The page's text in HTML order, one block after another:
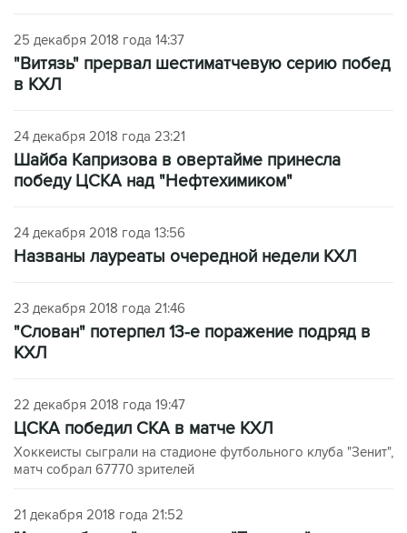
25 декабря 2018 года 14:37
"Витязь" прервал шестиматчевую серию побед
в КХЛ
24 декабря 2018 года 23:21
Шайба Капризова в овертайме принесла
победу ЦСКА над "Нефтехимиком"
24 декабря 2018 года 13:56
Названы лауреаты очередной недели КХЛ
23 декабря 2018 года 21:46
"Слован" потерпел 13-е поражение подряд в
КХЛ
22 декабря 2018 года 19:47
ЦСКА победил СКА в матче КХЛ
Хоккеисты сыграли на стадионе футбольного клуба "Зенит",
матч собрал 67770 зрителей
21 декабря 2018 года 21:52